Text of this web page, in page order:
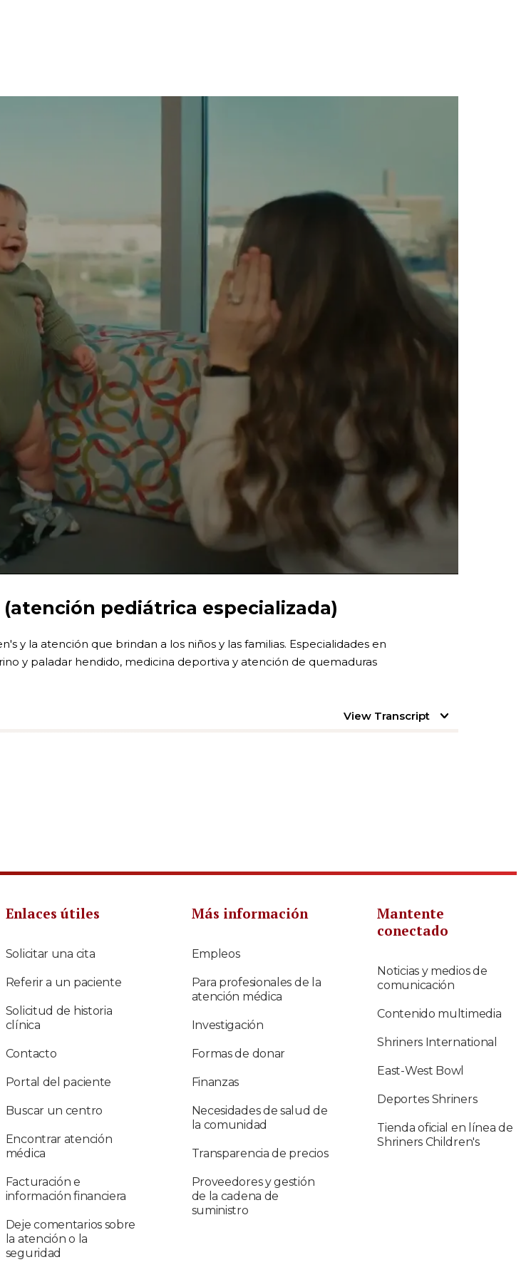
pediátrica especializada)
y la atención que brindan a los niños y las familias. Especialidades en
y paladar hendido, medicina deportiva y atención de quemaduras
View Transcript
Enlaces útiles
Solicitar una cita
Referir a un paciente
Solicitud de historia
clínica
Contacto
Portal del paciente
Buscar un centro
Encontrar atención
médica
Facturación e
información financiera
Deje comentarios sobre
la atención o la
seguridad
Más información
Empleos
Para profesionales de la
atención médica
Investigación
Formas de donar
Finanzas
Necesidades de salud de
la comunidad
Transparencia de precios
Proveedores y gestión
de la cadena de
suministro
Mantente
conectado
Noticias y medios de
comunicación
Contenido multimedia
Shriners International
East-West Bowl
Deportes Shriners
Tienda oficial en línea de
Shriners Children's